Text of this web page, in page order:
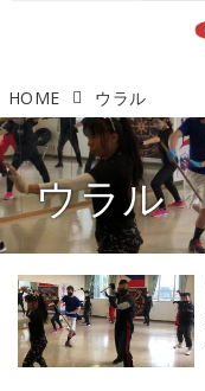
HOME ウラル
ウラル